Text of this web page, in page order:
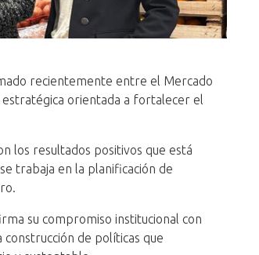
recientemente entre el Mercado
estratégica orientada a fortalecer el
los resultados positivos que está
trabaja en la planificación de
su compromiso institucional con
de políticas que